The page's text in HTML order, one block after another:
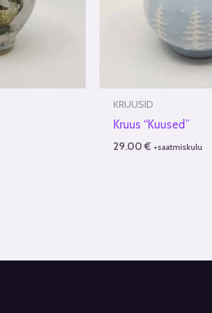
KRUUSID
Kruus “Kuused”
29.00€ +saatmiskulu